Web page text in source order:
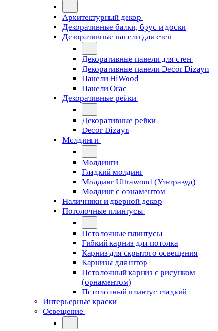
Архитектурный декор
Декоративные балки, брус и доски
Декоративные панели для стен
Декоративные панели для стен
Декоративные панели Decor Dizayn
Панели HiWood
Панели Orac
Декоративные рейки
Декоративные рейки
Decor Dizayn
Молдинги
Молдинги
Гладкий молдинг
Молдинг Ultrawood (Ультравуд)
Молдинг с орнаментом
Наличники и дверной декор
Потолочные плинтусы
Потолочные плинтусы
Гибкий карниз для потолка
Карниз для скрытого освещения
Карнизы для штор
Потолочный карниз с рисунком
(орнаментом)
Потолочный плинтус гладкий
Интерьерные краски
Освещение